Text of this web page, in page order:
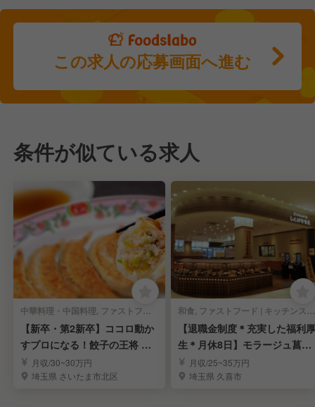
この求人の応募画面へ進む
条件が似ている求人
中華料理・中国料理, ファストフード | キッチンスタッフ
【新卒・第2新卒】ココロ動か
すプロになる！餃子の王将 店
舗スタッフ募集
月収/30~30万円
埼玉県 さいたま市北区
和食, ファストフード | キッチンスタッフ
【退職金制度＊充実した福利厚
生＊月休8日】モラージュ菖
蒲・しんぱち食堂
月収/25~35万円
埼玉県 久喜市